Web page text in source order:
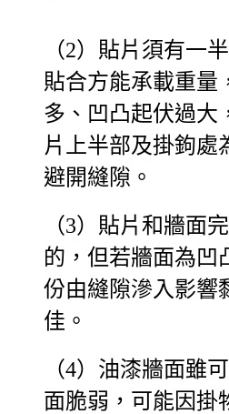
（2）貼片須有一
貼合方能承載重量
多、凹凸起伏過大
片上半部及掛鉤處
避開縫隙。
（3）貼片和牆面
的，但若牆面為凹
份由縫隙滲入影響
佳。
（4）油漆牆面雖
面脆弱，可能因掛